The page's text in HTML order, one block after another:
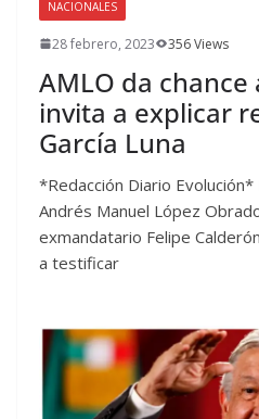
NACIONALES
28 febrero, 2023 356 Views
AMLO da chance
invita a explicar
García Luna
*Redacción Diario
Andrés Manuel López
exmandatario Felipe
a testificar